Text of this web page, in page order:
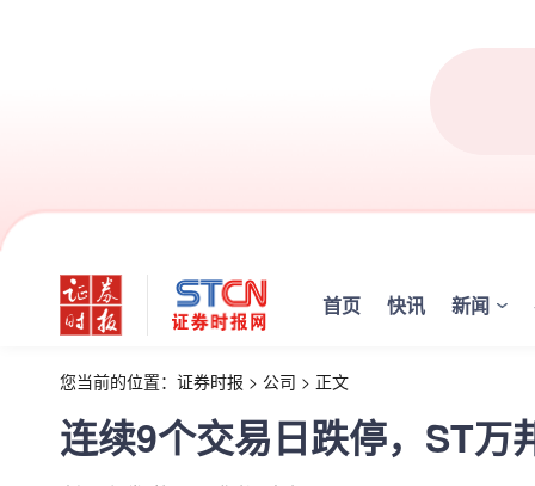
首页 快讯 新闻
您当前的位置： 证券时报 > 公司 > 正文
连续9个交易日跌停，ST万